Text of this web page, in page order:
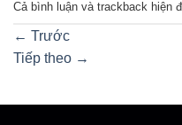
Cả bình luận và trackback hiện
← Trước
Tiếp theo →